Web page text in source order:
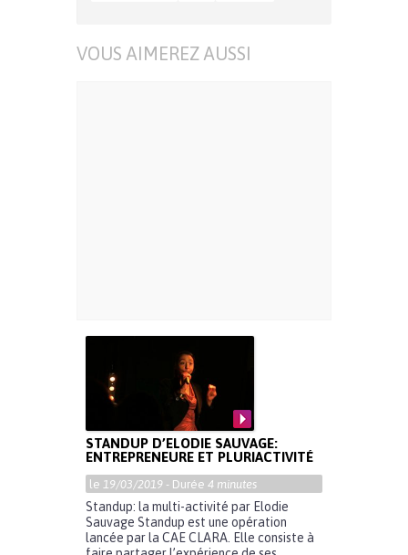
VOUS AIMEREZ AUSSI
STANDUP D’ELODIE SAUVAGE:
ENTREPRENEURE ET PLURIACTIVITÉ
le 19/03/2019 - Durée 4 minutes
Standup: la multi-activité par Elodie
Sauvage Standup est une opération
lancée par la CAE CLARA. Elle consiste à